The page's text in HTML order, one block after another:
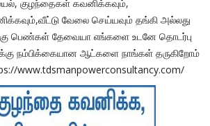
குழந்தைகள் கவனிக்கவும்,
வேலை செய்யவும் தங்கி அல்லது
பெண்கள் தேவையா எங்களை உடனே தொடர்பு
நம்பிக்கையான ஆட்களை நாங்கள் தருகிறோம்
www.tdsmanpowerconsultancy.com/